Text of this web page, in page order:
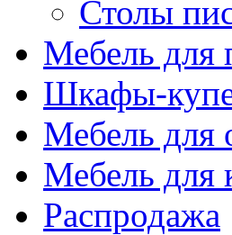
Столы
Мебель для
Шкафы-
Мебель для
Мебель для
Распродажа